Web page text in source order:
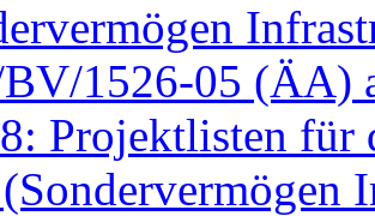
1526-05 (ÄA)
Projektlisten für